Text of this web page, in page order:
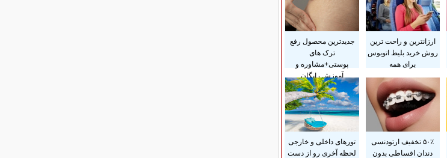
ارزانترین و راحت ترین
روش خرید بلیط اتوبوس
برای همه
جدیدترین محصول رفع
ترک های
پوستی+مشاوره و
آموزش رایگان
۵۰٪ تخفیف ارتودنسی
دندان اقساطی بدون
تورهای داخلی و خارجی
لحظه آخری رو از دست